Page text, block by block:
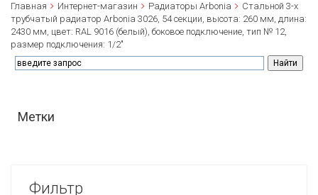
Главная Интернет-магазин Радиаторы Arbonia
Стальной 3-х
трубчатый радиатор Arbonia 3026, 54 секции, высота: 260 мм, длина:
2430 мм, цвет: RAL 9016 (белый), боковое подключение, тип № 12,
размер подключения: 1/2"
Метки
Фильтр